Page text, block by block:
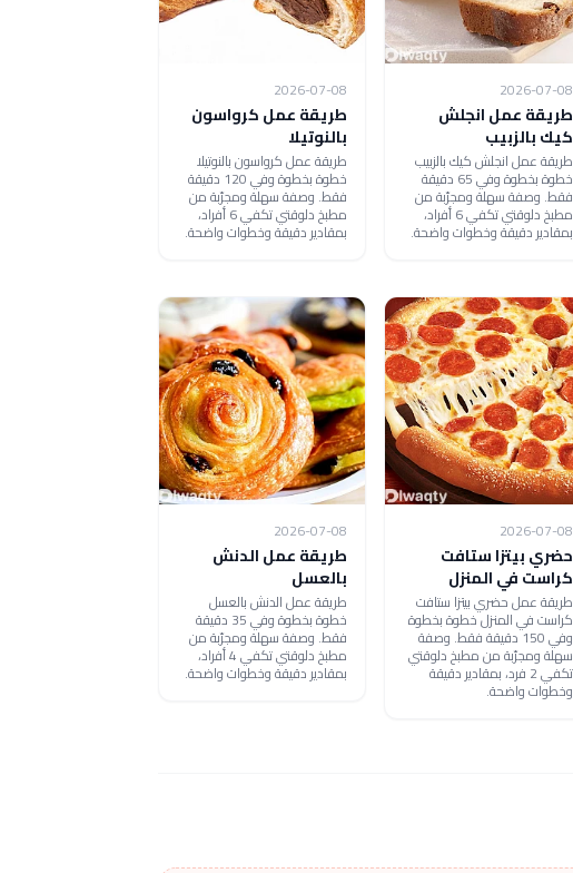
2026-07-08
طريقة عمل انجلش
كيك بالزبيب
طريقة عمل انجلش كيك بالزبيب
خطوة بخطوة وفي 65 دقيقة
فقط. وصفة سهلة ومجرّبة من
مطبخ دلوقتي تكفي 6 أفراد،
بمقادير دقيقة وخطوات واضحة.
2026-07-08
طريقة عمل كرواسون
بالنوتيلا
طريقة عمل كرواسون بالنوتيلا
خطوة بخطوة وفي 120 دقيقة
فقط. وصفة سهلة ومجرّبة من
مطبخ دلوقتي تكفي 6 أفراد،
بمقادير دقيقة وخطوات واضحة.
2026-07-08
حضري بيتزا ستافت
كراست في المنزل
طريقة عمل حضري بيتزا ستافت
كراست في المنزل خطوة بخطوة
وفي 150 دقيقة فقط. وصفة
سهلة ومجرّبة من مطبخ دلوقتي
تكفي 2 فرد، بمقادير دقيقة
وخطوات واضحة.
2026-07-08
طريقة عمل الدنش
بالعسل
طريقة عمل الدنش بالعسل
خطوة بخطوة وفي 35 دقيقة
فقط. وصفة سهلة ومجرّبة من
مطبخ دلوقتي تكفي 4 أفراد،
بمقادير دقيقة وخطوات واضحة.